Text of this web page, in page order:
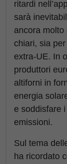
ritardi
sarà
ancora
chiari, sia
extra-UE. In
produttori
altiforni in
energia
e soddisfare
emissioni.
Sul tema
ha ricordato